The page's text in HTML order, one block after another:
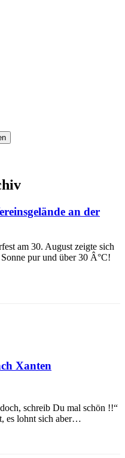
an der
am 30. August zeigte sich
pur und über 30 Â°C!
Xanten
schreib Du mal schön !!“
es lohnt sich aber…